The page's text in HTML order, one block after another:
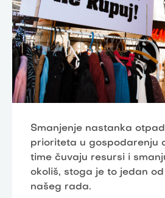
Smanjenje nastanka
prioriteta u gospodarenju
time čuvaju resursi i
okoliš, stoga je to jedan
našeg rada.